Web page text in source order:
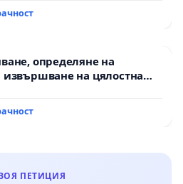
определяне на
извършване на цялостна
път между
ПЕТИЦИЯ